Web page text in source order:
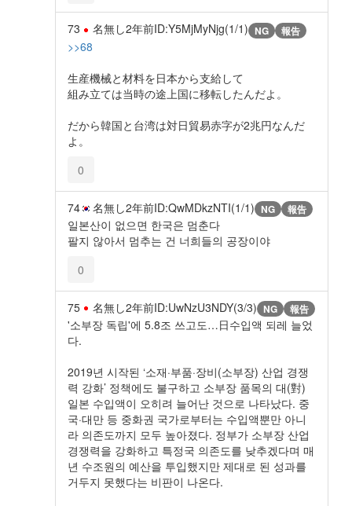
73 名無し2年前ID:Y5MjMyNjg(1/1) NG 報告
>>68
生産機械と材料を日本から支給して
組み立ては当時の途上国に移転したんだよ。
だから韓国と台湾は対日貿易赤字が2兆円なんだ
よ。
0
74 名無し2年前ID:QwMDkzNTI(1/1) NG 報告
일본산이 없으면 한국은 멈춘다
팔지 않아서 멈추는 건 너희들의 공장이야
0
75 名無し2年前ID:UwNzU3NDY(3/3) NG 報告
'소부장 독립'에 5.8조 쓰고도…日수입액 되레 늘었
다.
2019년 시작된 ‘소재·부품·장비(소부장) 산업 경쟁
력 강화’ 정책에도 불구하고 소부장 품목의 대(對)
일본 수입액이 오히려 늘어난 것으로 나타났다. 중
국·대만 등 중화권 국가로부터는 수입액뿐만 아니
라 의존도까지 모두 높아졌다. 정부가 소부장 산업
경쟁력을 강화하고 특정국 의존도를 낮추겠다며 매
년 수조원의 예산을 투입했지만 제대로 된 성과를
거두지 못했다는 비판이 나온다.